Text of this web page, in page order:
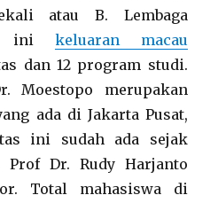
atau B. Lembaga
ini keluaran macau
dan 12 program studi.
Moestopo merupakan
ada di Jakarta Pusat,
ini sudah ada sejak
Prof Dr. Rudy Harjanto
Total mahasiswa di